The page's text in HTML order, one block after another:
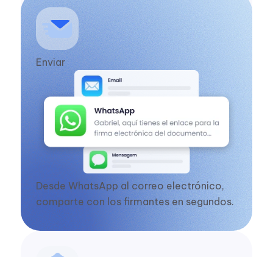
Añade tu documento, personalízalo con
tu marca y establece la secuencia de
firma.
Enviar
Desde WhatsApp al correo electrónico,
comparte con los firmantes en segundos.